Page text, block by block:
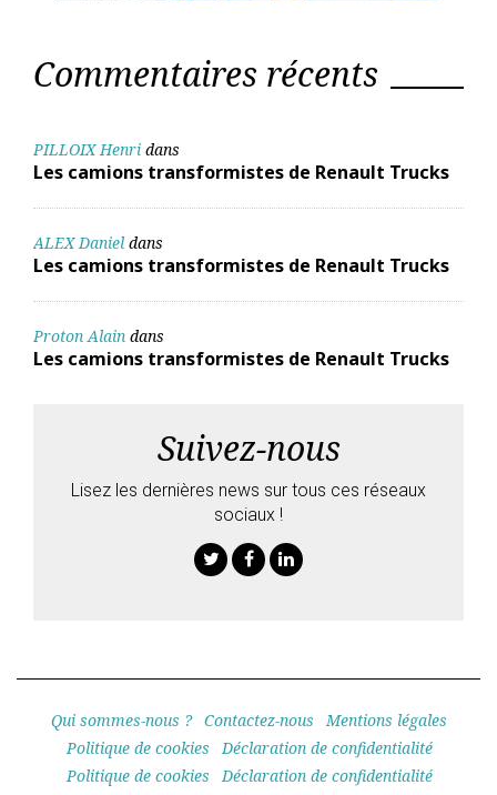
Commentaires récents
PILLOIX Henri dans
Les camions transformistes de Renault Trucks
ALEX Daniel dans
Les camions transformistes de Renault Trucks
Proton Alain dans
Les camions transformistes de Renault Trucks
Suivez-nous
Lisez les dernières news sur tous ces réseaux
sociaux !
Qui sommes-nous ? Contactez-nous
Mentions légales
Politique de cookies
Déclaration de confidentialité
Politique de cookies
Déclaration de confidentialité